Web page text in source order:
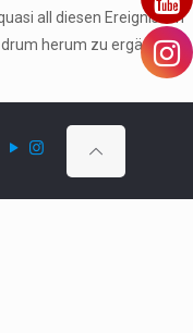
all diesen Ereignissen
herum zu ergänzen